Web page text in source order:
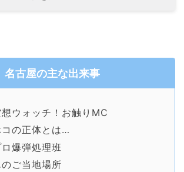
名古屋の主な出来事
ウォッチ！お触りMC
コの正体とは…
爆弾処理班
ご当地場所